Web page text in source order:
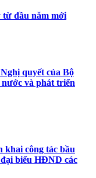
từ đầu năm mới
quyết của Bộ
và phát triển
khai công tác bầu
biểu HĐND các